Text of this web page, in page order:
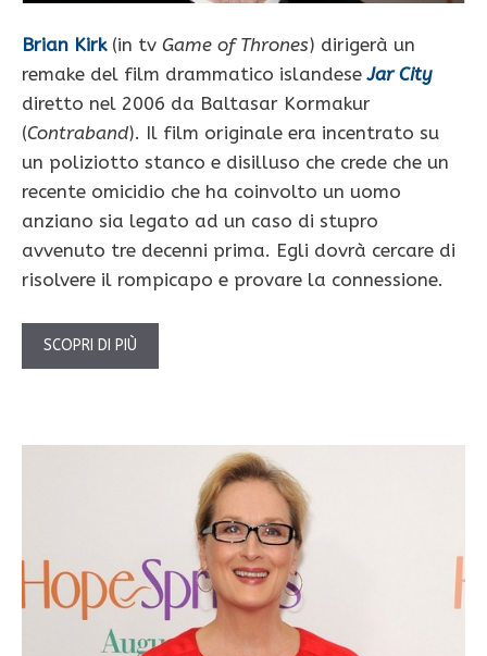
Brian Kirk(in tv Game of Thrones) dirigerà un
remake del film drammatico islandeseJar City
diretto nel 2006 da Baltasar Kormakur
(Contraband). Il film originale era incentrato su
un poliziotto stanco e disilluso che crede che un
recente omicidio che ha coinvolto un uomo
anziano sia legato ad un caso di stupro
avvenuto tre decenni prima. Egli dovrà cercare di
risolvere il rompicapo e provare la connessione.
SCOPRI DI PIÙ